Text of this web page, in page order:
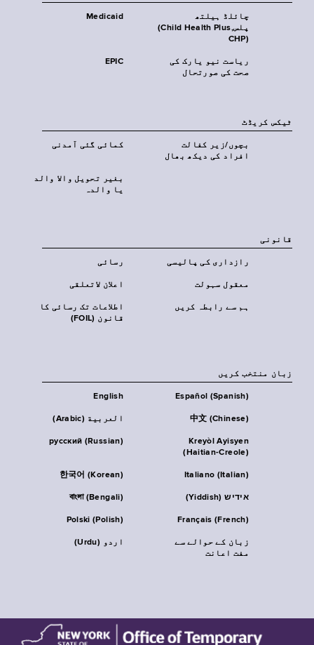
Medicaid
چائلڈ ہیلتھ
پلس‎(Child Health Plus,
CHP)‎
EPIC
ریاست نیو یارک کی
صحت کی صورتحال
ٹیکس کریڈٹ
کمائی گئی آمدنی
بچوں/زیر کفالت
افراد کی دیکھ بھال
بغیر تحویل والا والد
یا والدہ
قانونی
رسائی رازداری کی پالیسی
اعلان لاتعلقی معقول سہولت
اطلاعات تک رسائی کا
قانون (FOIL)
ہم سے رابطہ کریں
زبان منتخب کریں
English Español (Spanish)
العربية (Arabic) 中文 (Chinese)
русский (Russian)
Kreyòl Ayisyen
(Haitian-Creole)
한국어 (Korean) Italiano (Italian)
বাংলা (Bengali) אידיש (Yiddish)
Polski (Polish) Français (French)
اردو (Urdu)
زبان کے حوالے سے
مفت اعانت